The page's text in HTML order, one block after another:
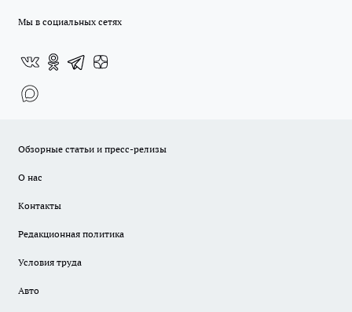
Мы в социальных сетях
Обзорные статьи и пресс-релизы
О нас
Контакты
Редакционная политика
Условия труда
Авто